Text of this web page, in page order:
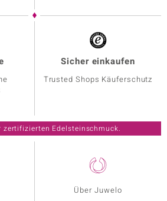
Über Juwelo
Sicher einkaufen
Trusted Shops Käuferschutz
zertifizierten Edelsteinschmuck.